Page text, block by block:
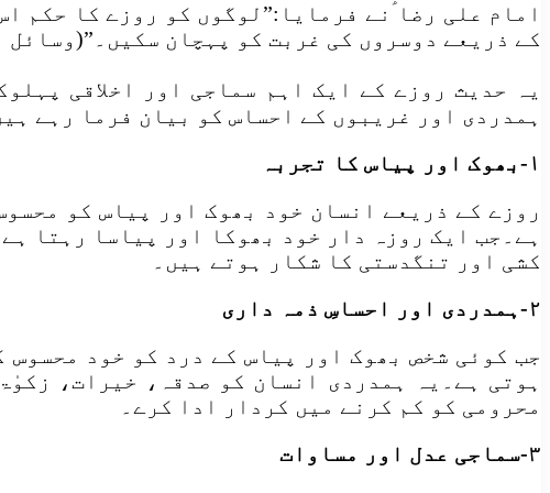
امام علی رضا ؑنے فرمایا:”لوگوں کو روزے کا حکم
کے ذریعے دوسروں کی غربت کو پہچان سکیں۔”(وسائل الشيعه، ج 4 ص 4 ح 5؛ علل
یہ حدیث روزے کے ایک اہم سماجی اور اخلاقی
ہمدردی اور غریبوں کے احساس کو بیان فرما رہے
۱-بھوک اور پیاس کا تجربہ
روزے کے ذریعے انسان خود بھوک اور پیاس کو
ہے۔جب ایک روزہ دار خود بھوکا اور پیاسا رہتا
کشی اور تنگدستی کا شکار ہوتے ہیں۔
۲-ہمدردی اور احساسِ ذمہ داری
جب کوئی شخص بھوک اور پیاس کے درد کو خود
ہوتی ہے۔یہ ہمدردی انسان کو صدقہ، خیرات،
محرومی کو کم کرنے میں کردار ادا کرے۔
۳-سماجی عدل اور مساوات